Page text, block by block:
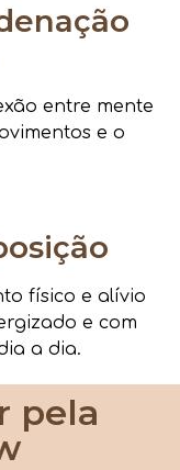
entre mente
e o
físico e alívio
e com
a dia.
pela